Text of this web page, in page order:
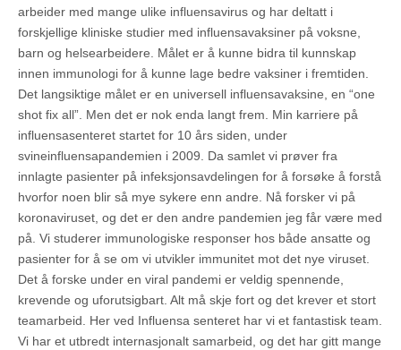
arbeider med mange ulike influensavirus og har deltatt i
forskjellige kliniske studier med influensavaksiner på voksne,
barn og helsearbeidere. Målet er å kunne bidra til kunnskap
innen immunologi for å kunne lage bedre vaksiner i fremtiden.
Det langsiktige målet er en universell influensavaksine, en “one
shot fix all”. Men det er nok enda langt frem. Min karriere på
influensasenteret startet for 10 års siden, under
svineinfluensapandemien i 2009. Da samlet vi prøver fra
innlagte pasienter på infeksjonsavdelingen for å forsøke å forstå
hvorfor noen blir så mye sykere enn andre. Nå forsker vi på
koronaviruset, og det er den andre pandemien jeg får være med
på. Vi studerer immunologiske responser hos både ansatte og
pasienter for å se om vi utvikler immunitet mot det nye viruset.
Det å forske under en viral pandemi er veldig spennende,
krevende og uforutsigbart. Alt må skje fort og det krever et stort
teamarbeid. Her ved Influensa senteret har vi et fantastisk team.
Vi har et utbredt internasjonalt samarbeid, og det har gitt mange